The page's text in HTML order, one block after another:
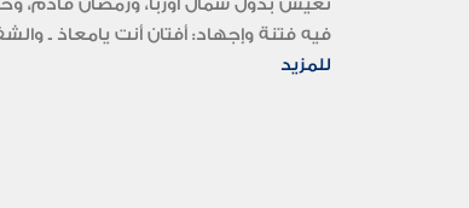
فيه فتنة وإجهاد: أفتان أنت يامعاذ ـ
للمزيد